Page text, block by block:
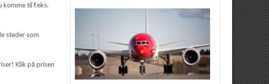
komme til f.eks.
steder som
Klik på prisen